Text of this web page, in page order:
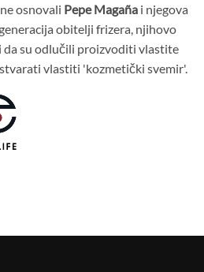
osnovali Pepe Magaña i njegova
generacija obitelji frizera, njihovo
da su odlučili proizvoditi vlastite
vlastiti 'kozmetički svemir'.